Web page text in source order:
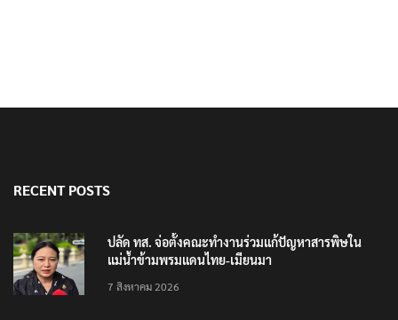
RECENT POSTS
ปลัด ทส. จ่อตั้งคณะทำงานร่วมแก้ปัญหาสารพิษใน
แม่น้ำข้ามพรมแดนไทย-เมียนมา
7 สิงหาคม 2026